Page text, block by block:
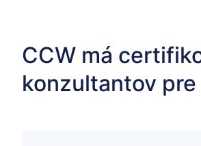
CCW má
konzultantov